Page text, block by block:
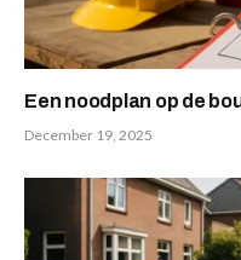
Een noodplan op de
December 19, 2025